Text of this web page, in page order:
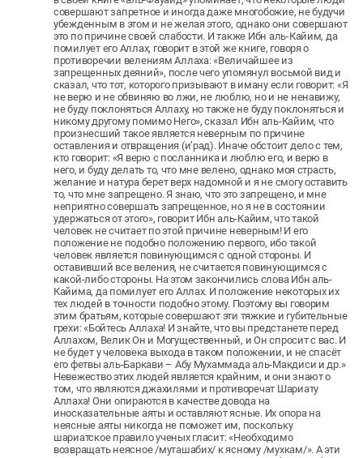
совершают запретное и иногда даже многобожие, не будучи
убежденным в этом и не желая этого, однако они совершают
это по причине своей слабости. И также Ибн аль-Кайим, да
помилует его Аллах, говорит в этой же книге, говоря о
противоречии велениям Аллаха: «Величайшее из
запрещенных деяний», после чего упомянул восьмой вид и
сказал, что тот, которого призывают в иману если говорит: «Я
не верю и не обвиняю во лжи, не люблю, но и не ненавижу,
не буду поклоняться Аллаху, но также не буду поклоняться и
никому другому помимо Него», сказал Ибн аль-Кайим, что
произнесший такое является неверным по причине
оставления и отвращения (и’рад). Иначе обстоит дело с тем,
кто говорит: «Я верю с посланника и люблю его, и верю в
него, и буду делать то, что мне велено, однако моя страсть,
желание и натура берет верх надомной и я не смогу оставить
то, что мне запрещено. Я знаю, что это запрещено, и мне
неприятно совершать запрещенное, но я не в состоянии
удержаться от этого», говорит Ибн аль-Кайим, что такой
человек не считает по этой причине неверным! И его
положение не подобно положению первого, ибо такой
человек является повинующимся с одной стороны. И
оставивший все веления, не считается повинующимся с
какой-либо стороны. На этом закончились слова Ибн аль-
Кайима, да помилует его Аллах. И положение некоторых их
тех людей в точности подобно этому. Поэтому вы говорим
этим братьям, которые совершают эти тяжкие и губительные
грехи: «Бойтесь Аллаха! И знайте, что вы предстанете перед
Аллахом, Велик Он и Могущественный, и Он спросит с вас. И
не будет у человека выхода в таком положении, и не спасёт
его фетвы аль-Баркави – Абу Мухаммада аль-Макдиси и др.»
Невежество этих людей является крайним, и они знают о
том, что являются джахилями и противоречат Шариату
Аллаха! Они опираются в качестве довода на
иносказательные аяты и оставляют ясные. Их опора на
неясные аяты никогда не поможет им, поскольку
шариатское правило ученых гласит: «Необходимо
возвращать неясное /муташабих/ к ясному /мухкам/». А эти